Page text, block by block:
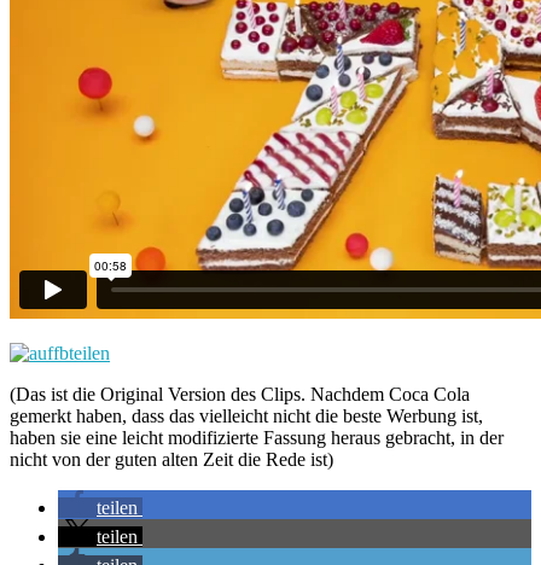
(Das ist die Original Version des Clips. Nachdem Coca Cola
gemerkt haben, dass das vielleicht nicht die beste Werbung ist,
haben sie eine leicht modifizierte Fassung heraus gebracht, in der
nicht von der guten alten Zeit die Rede ist)
teilen
teilen